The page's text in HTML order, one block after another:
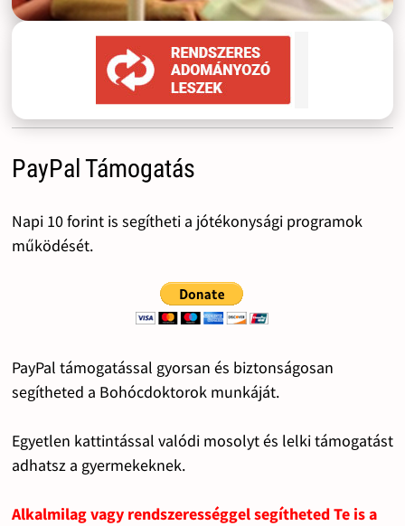
PayPal Támogatás
Napi 10 forint is segítheti a jótékonysági programok
működését.
PayPal támogatással gyorsan és biztonságosan
segítheted a Bohócdoktorok munkáját.
Egyetlen kattintással valódi mosolyt és lelki támogatást
adhatsz a gyermekeknek.
Alkalmilag vagy rendszerességgel segítheted Te is a